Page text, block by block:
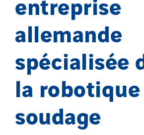
allemande
spécialisée
la
soudage